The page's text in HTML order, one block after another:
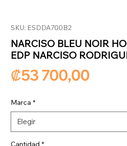
SKU: ESDDA700B2
NARCISO BLEU NOIR
EDP NARCISO
₡53 700,00
Marca *
Cantidad *